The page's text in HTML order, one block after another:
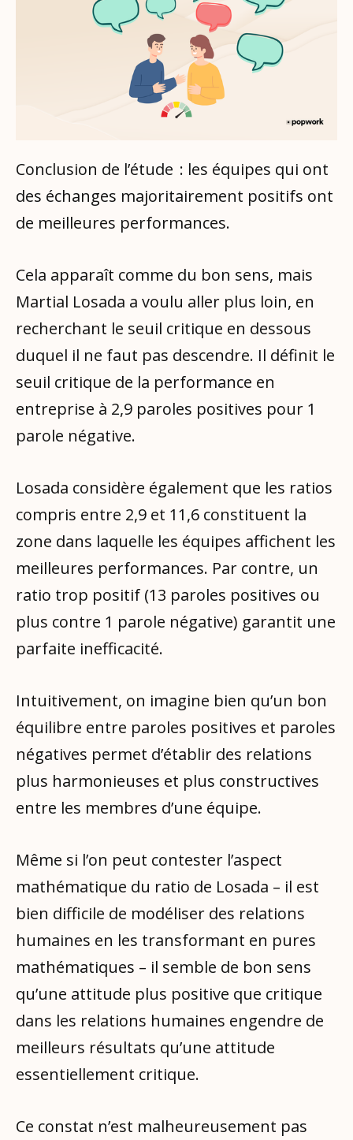
Conclusion de l’étude : les équipes qui ont
des échanges majoritairement positifs ont
de meilleures performances.
Cela apparaît comme du bon sens, mais
Martial Losada a voulu aller plus loin, en
recherchant le seuil critique en dessous
duquel il ne faut pas descendre. Il définit le
seuil critique de la performance en
entreprise à 2,9 paroles positives pour 1
parole négative.
Losada considère également que les ratios
compris entre 2,9 et 11,6 constituent la
zone dans laquelle les équipes affichent les
meilleures performances. Par contre, un
ratio trop positif (13 paroles positives ou
plus contre 1 parole négative) garantit une
parfaite inefficacité.
Intuitivement, on imagine bien qu’un bon
équilibre entre paroles positives et paroles
négatives permet d’établir des relations
plus harmonieuses et plus constructives
entre les membres d’une équipe.
Même si l’on peut contester l’aspect
mathématique du ratio de Losada – il est
bien difficile de modéliser des relations
humaines en les transformant en pures
mathématiques – il semble de bon sens
qu’une attitude plus positive que critique
dans les relations humaines engendre de
meilleurs résultats qu’une attitude
essentiellement critique.
Ce constat n’est malheureusement pas